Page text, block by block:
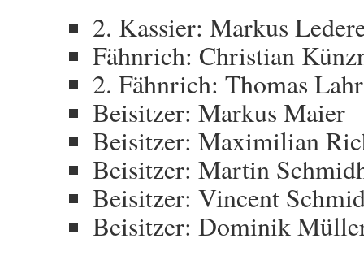
2. Kassier: Markus
Fähnrich: Christian
2. Fähnrich: Thomas Lahr
Beisitzer: Markus Maier
Beisitzer: Maximilian
Beisitzer: Martin
Beisitzer: Vincent
Beisitzer: Dominik